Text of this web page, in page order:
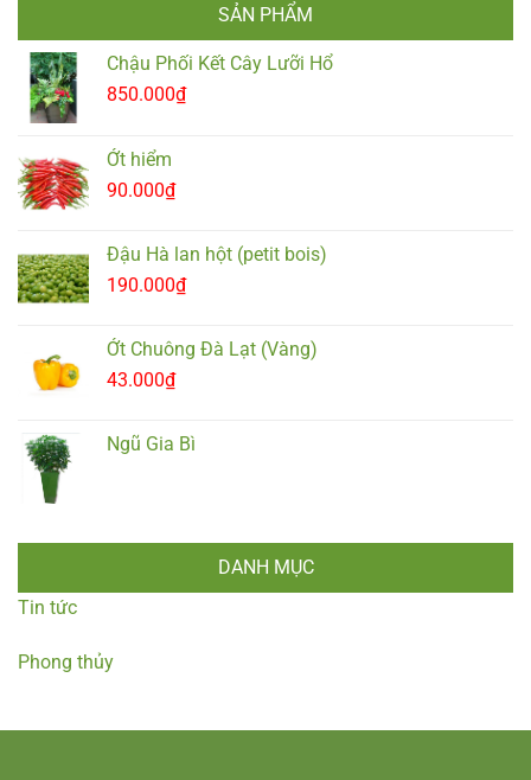
SẢN PHẨM
Chậu Phối Kết Cây Lưỡi Hổ
850.000₫
Ớt hiểm
90.000₫
Đậu Hà lan hột (petit bois)
190.000₫
Ớt Chuông Đà Lạt (Vàng)
43.000₫
Ngũ Gia Bì
DANH MỤC
Tin tức
Phong thủy